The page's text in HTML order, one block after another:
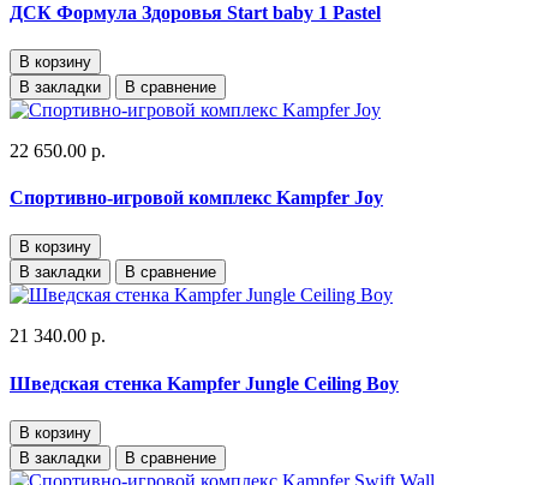
ДСК Формула Здоровья Start baby 1 Pastel
В корзину
В закладки
В сравнение
22 650.00 р.
Спортивно-игровой комплекс Kampfer Joy
В корзину
В закладки
В сравнение
21 340.00 р.
Шведская стенка Kampfer Jungle Ceiling Boy
В корзину
В закладки
В сравнение